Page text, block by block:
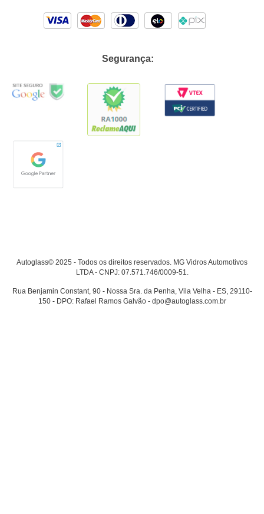
Segurança:
Autoglass© 2025 - Todos os direitos reservados. MG Vidros Automotivos
LTDA - CNPJ: 07.571.746/0009-51.
Rua Benjamin Constant, 90 - Nossa Sra. da Penha, Vila Velha - ES, 29110-
150 - DPO: Rafael Ramos Galvão - dpo@autoglass.com.br